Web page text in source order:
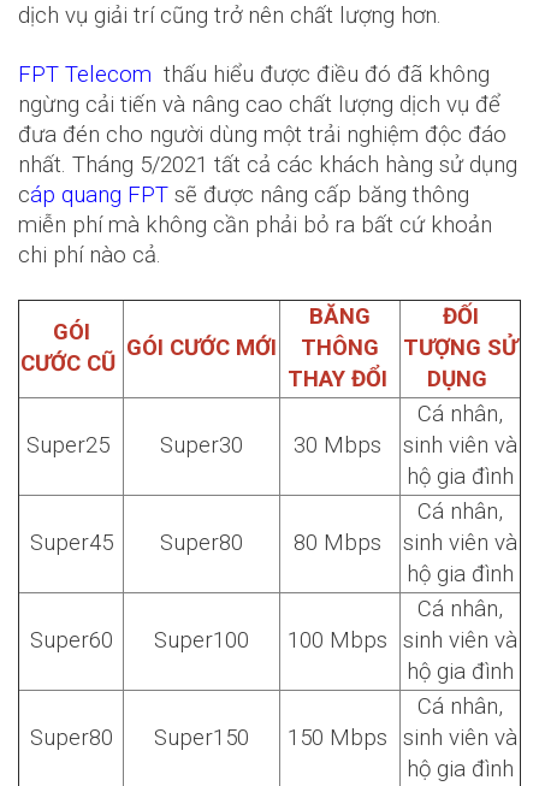
dịch vụ giải trí cũng trở nên chất lượng hơn.
FPT Telecom thấu hiểu được điều đó đã không
ngừng cải tiến và nâng cao chất lượng dịch vụ để
đưa đén cho người dùng một trải nghiệm độc đáo
nhất. Tháng 5/2021 tất cả các khách hàng sử dụng
cáp quang FPT sẽ được nâng cấp băng thông
miễn phí mà không cần phải bỏ ra bất cứ khoản
chi phí nào cả.
GÓI
CƯỚC CŨ
GÓI CƯỚC MỚI
BĂNG
THÔNG
THAY ĐỔI
ĐỐI
TƯỢNG SỬ
DỤNG
Super25 Super30 30 Mbps
Cá nhân,
sinh viên và
hộ gia đình
Super45 Super80 80 Mbps
Cá nhân,
sinh viên và
hộ gia đình
Super60 Super100 100 Mbps
Cá nhân,
sinh viên và
hộ gia đình
Super80 Super150 150 Mbps
Cá nhân,
sinh viên và
hộ gia đình